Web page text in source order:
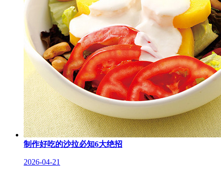
制作好吃的沙拉必知6大绝招
2026-04-21